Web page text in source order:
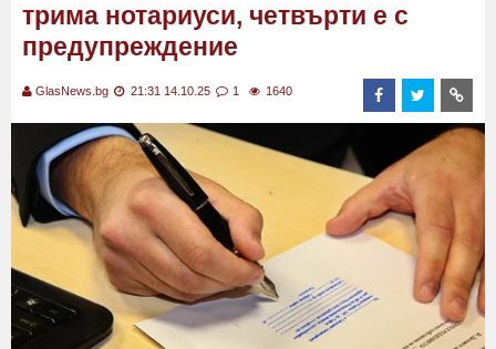
трима нотариуси, четвърти е с
предупреждение
GlasNews.bg 21:31 14.10.25 1 1640